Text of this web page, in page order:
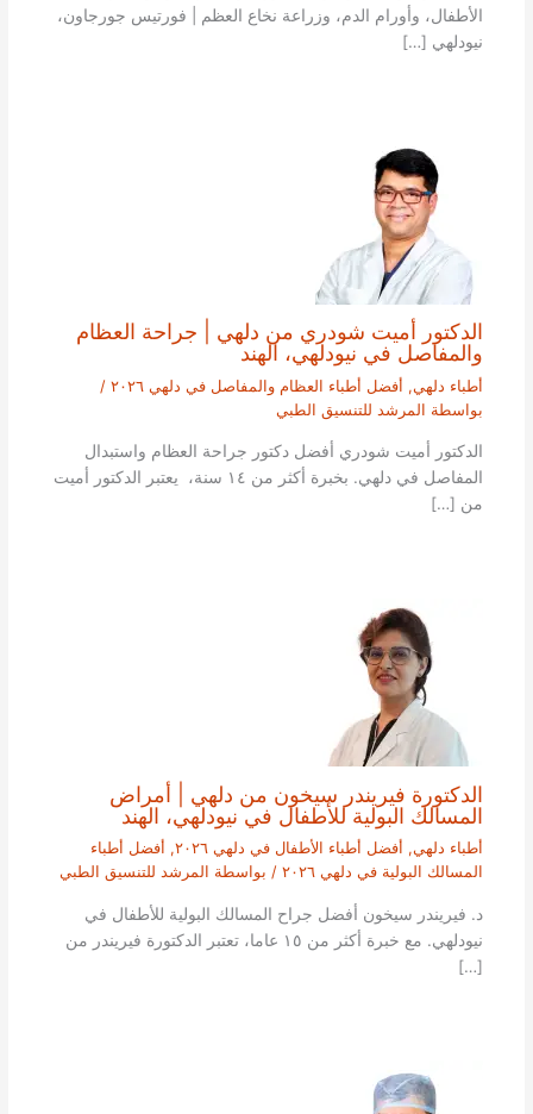
الأطفال، وأورام الدم، وزراعة نخاع العظم | فورتيس جورجاون،
نيودلهي […]
الدكتور أميت شودري من دلهي | جراحة العظام
والمفاصل في نيودلهي، الهند
أطباء دلهي, أفضل أطباء العظام والمفاصل في دلهي ٢٠٢٦
/
بواسطة المرشد للتنسيق الطبي
الدكتور أميت شودري أفضل دكتور جراحة العظام واستبدال
المفاصل في دلهي. بخبرة أكثر من ١٤ سنة، يعتبر الدكتور أميت
من […]
الدكتورة فيريندر سيخون من دلهي | أمراض
المسالك البولية للأطفال في نيودلهي، الهند
أطباء دلهي, أفضل أطباء الأطفال في دلهي ٢٠٢٦ , أفضل أطباء
المسالك البولية في دلهي ٢٠٢٦
/ بواسطة المرشد للتنسيق الطبي
د. فيريندر سيخون أفضل جراح المسالك البولية للأطفال في
نيودلهي. مع خبرة أكثر من ١٥ عاما، تعتبر الدكتورة فيريندر من
[…]